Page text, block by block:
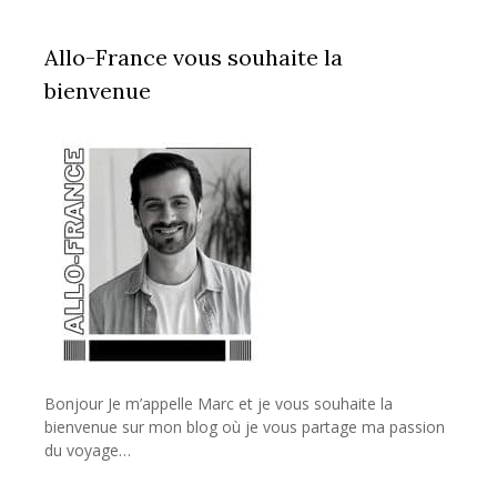
Allo-France vous souhaite la
bienvenue
Bonjour Je m’appelle Marc et je vous souhaite la
bienvenue sur mon blog où je vous partage ma passion
du voyage…